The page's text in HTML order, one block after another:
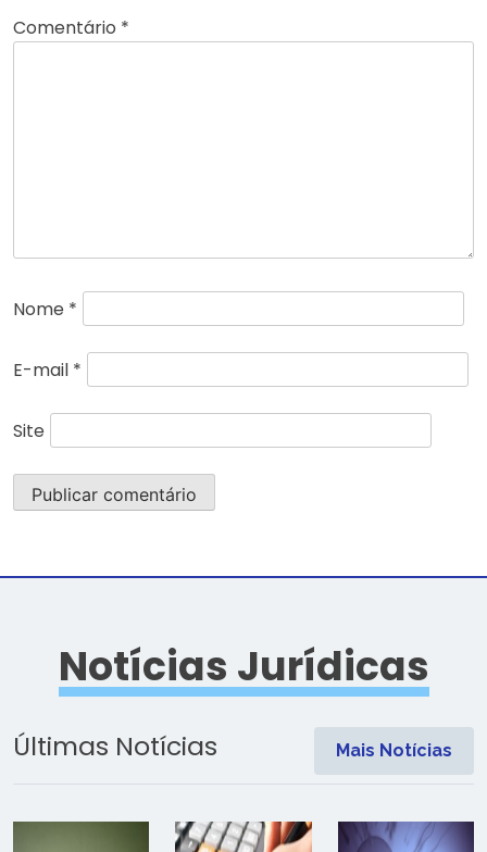
Comentário *
Nome *
E-mail *
Site
Notícias Jurídicas
Últimas Notícias Mais Notícias